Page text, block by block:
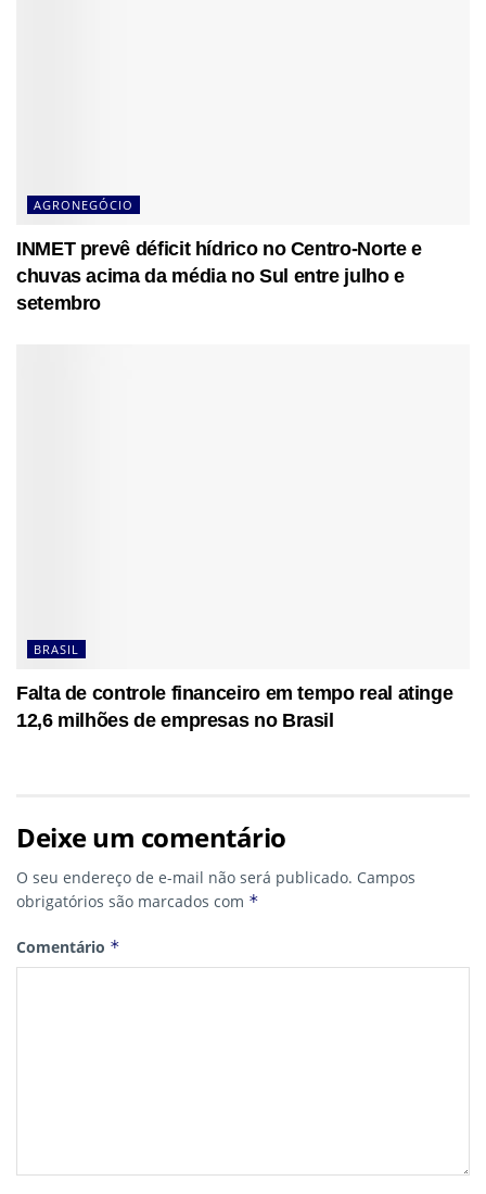
AGRONEGÓCIO
INMET prevê déficit hídrico no Centro-Norte e
chuvas acima da média no Sul entre julho e
setembro
BRASIL
Falta de controle financeiro em tempo real atinge
12,6 milhões de empresas no Brasil
Deixe um comentário
O seu endereço de e-mail não será publicado. Campos
obrigatórios são marcados com *
Comentário *